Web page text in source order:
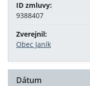
ID zmluvy:
9388407
Zverejnil:
Obec Janík
Dátum